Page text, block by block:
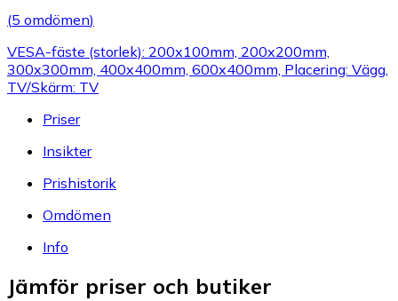
(5 omdömen)
VESA-fäste (storlek): 200x100mm, 200x200mm,
300x300mm, 400x400mm, 600x400mm, Placering: Vägg,
TV/Skärm: TV
Priser
Insikter
Prishistorik
Omdömen
Info
Jämför priser och butiker